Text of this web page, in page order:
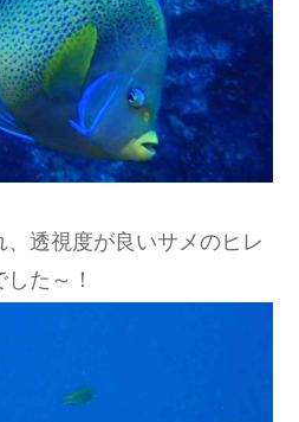
透視度が良いサメのヒレ
た～！